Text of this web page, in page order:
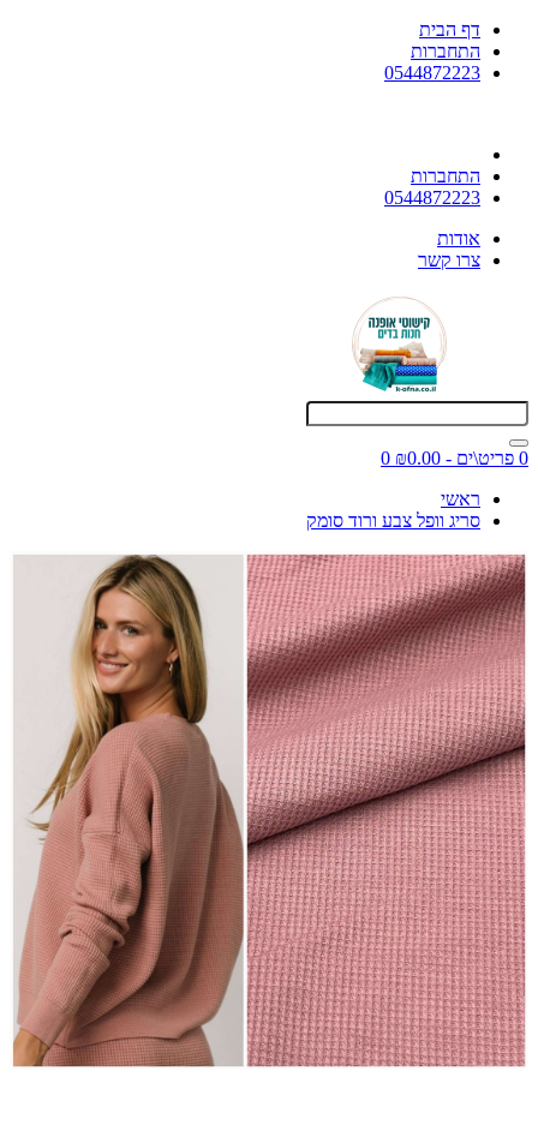
דף הבית
התחברות
0544872223
התחברות
0544872223
אודות
צרו קשר
0 פריט\ים - ₪0.00
0
ראשי
סריג וופל צבע ורוד סומק